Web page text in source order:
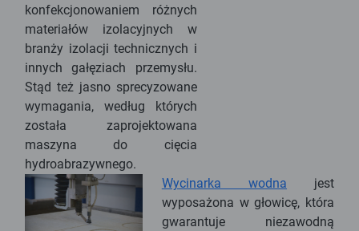
konfekcjonowaniem różnych
materiałów izolacyjnych w
branży izolacji technicznych i
innych gałęziach przemysłu.
Stąd też jasno sprecyzowane
wymagania, według których
została zaprojektowana
maszyna do cięcia
hydroabrazywnego.
Wycinarka wodna jest
wyposażona w głowicę, która
gwarantuje niezawodną